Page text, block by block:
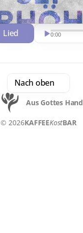
Download
Lied 0:00
Aus Gottes Hand
Nach oben
© 2026KAFFEEKostBAR